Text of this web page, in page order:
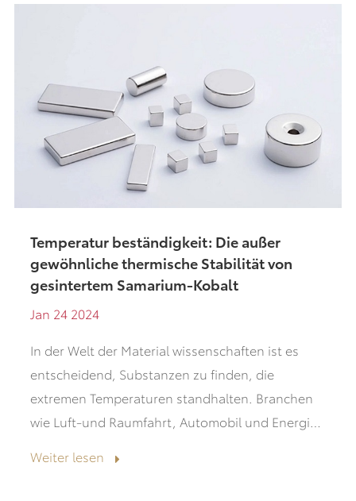
Temperatur beständigkeit: Die außer
gewöhnliche thermische Stabilität von
gesintertem Samarium-Kobalt
Jan 24 2024
In der Welt der Material wissenschaften ist es
entscheidend, Substanzen zu finden, die
extremen Temperaturen standhalten. Branchen
wie Luft-und Raumfahrt, Automobil und Energie
zustellen, dass...
Weiter lesen